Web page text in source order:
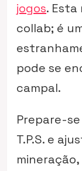
jogos. Esta
collab; é
pode se
campal.
Prepare-
T.P.S. e